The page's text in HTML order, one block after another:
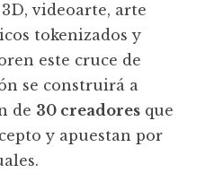
videoarte, arte
tokenizados y
este cruce de
se construirá a
de 30 creadores que
y apuestan por